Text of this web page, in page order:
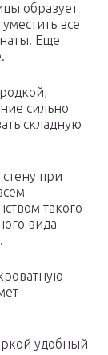
образует
все
Еще
сильно
складную
при
такого
вида
удобный